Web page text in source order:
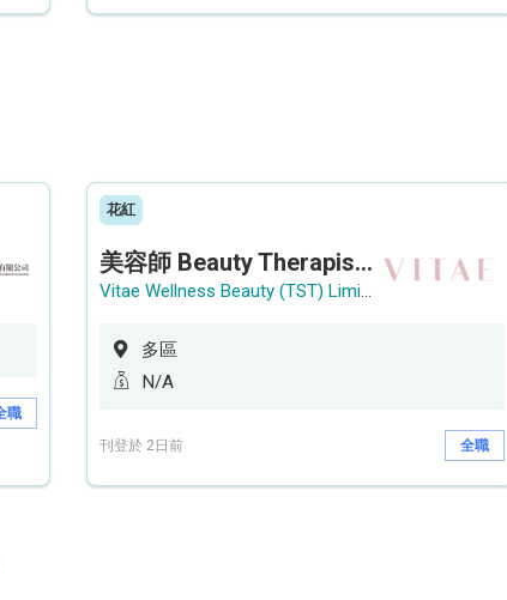
職
花紅
美容師 Beauty Therapist (銅鑼灣 / 尖沙咀)
Vitae Wellness Beauty (TST) Limited
多區
N/A
刊登於 2日前 全職